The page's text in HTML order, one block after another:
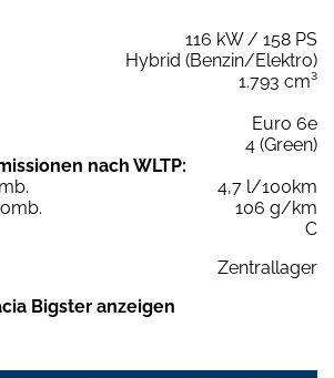
116 kW / 158 PS
Hybrid (Benzin/Elektro)
1.793 cm³
Euro 6e
4 (Green)
nach WLTP:
4,7 l/100km
106 g/km
C
Zentrallager
Bigster anzeigen